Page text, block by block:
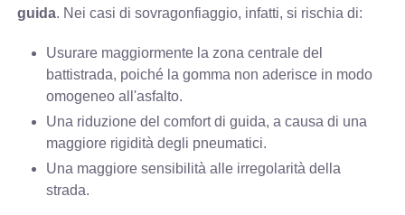
guida. Nei casi di sovragonfiaggio, infatti, si rischia di:
Usurare maggiormente la zona centrale del
battistrada, poiché la gomma non aderisce in modo
omogeneo all'asfalto.
Una riduzione del comfort di guida, a causa di una
maggiore rigidità degli pneumatici.
Una maggiore sensibilità alle irregolarità della
strada.